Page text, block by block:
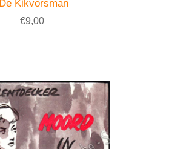
De Kikvorsman
€9,00